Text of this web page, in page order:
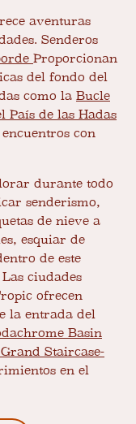
aventuras
Senderos
Proporcionan
del fondo del
como la Bucle
País de las Hadas
con
durante todo
senderismo,
de nieve a
esquiar de
de este
ciudades
ofrecen
la entrada del
Basin
Staircase-
en el